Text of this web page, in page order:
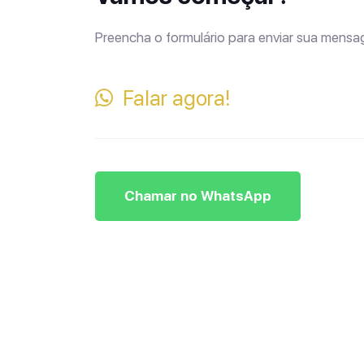
Preencha o formulário para enviar sua
Falar agora!
Chamar no WhatsApp